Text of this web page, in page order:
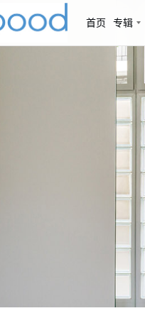
首页 专辑